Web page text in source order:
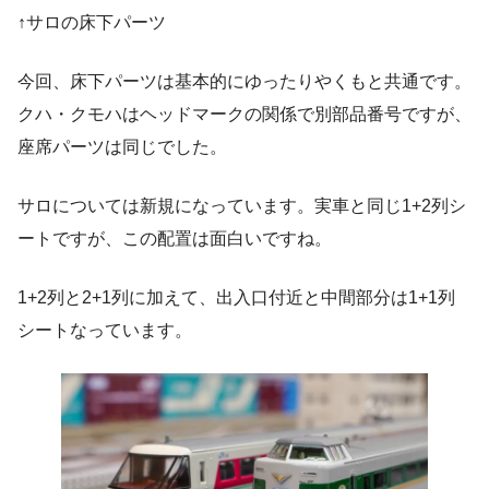
↑サロの床下パーツ
今回、床下パーツは基本的にゆったりやくもと共通です。
クハ・クモハはヘッドマークの関係で別部品番号ですが、
座席パーツは同じでした。
サロについては新規になっています。実車と同じ1+2列シ
ートですが、この配置は面白いですね。
1+2列と2+1列に加えて、出入口付近と中間部分は1+1列
シートなっています。